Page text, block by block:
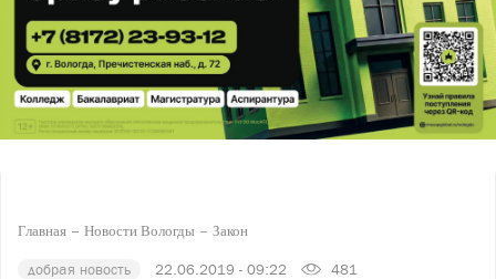
Главная Новости Вологды Закон
добрая новость 22.06.2019 - 09:22 481